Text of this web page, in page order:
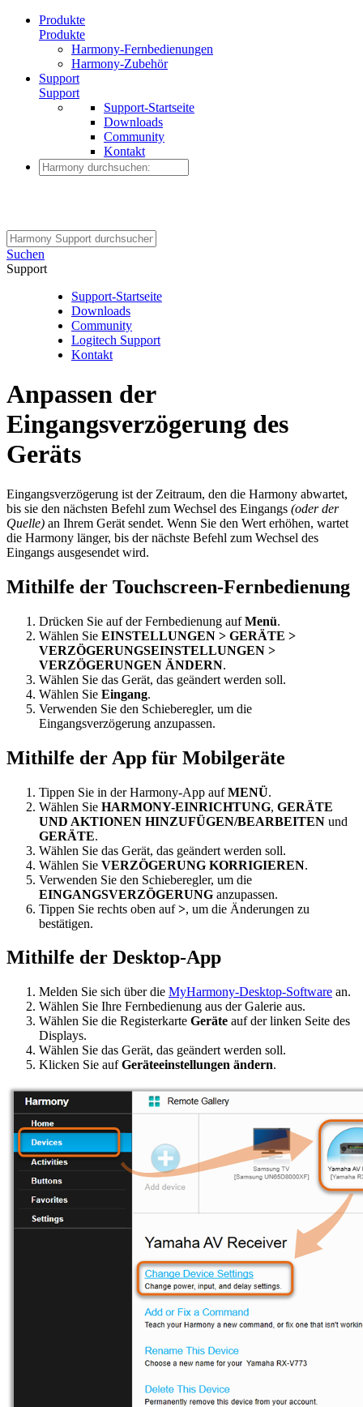
Produkte
Produkte
Harmony-Fernbedienungen
Harmony-Zubehör
Support
Support
Support-Startseite
Downloads
Community
Kontakt
Suchen
Support
Support-Startseite
Downloads
Community
Logitech Support
Kontakt
Anpassen der
Eingangsverzögerung des
Geräts
Eingangsverzögerung ist der Zeitraum, den die Harmony abwartet,
bis sie den nächsten Befehl zum Wechsel des Eingangs (oder der
Quelle) an Ihrem Gerät sendet. Wenn Sie den Wert erhöhen, wartet
die Harmony länger, bis der nächste Befehl zum Wechsel des
Eingangs ausgesendet wird.
Mithilfe der Touchscreen-Fernbedienung
Drücken Sie auf der Fernbedienung aufMenü.
Wählen Sie EINSTELLUNGEN > GERÄTE >
VERZÖGERUNGSEINSTELLUNGEN >
VERZÖGERUNGEN ÄNDERN.
Wählen Sie das Gerät, das geändert werden soll.
Wählen Sie Eingang.
Verwenden Sie den Schieberegler, um die
Eingangsverzögerung anzupassen.
Mithilfe der App für Mobilgeräte
Tippen Sie in der Harmony-App aufMENÜ.
Wählen Sie HARMONY-EINRICHTUNG, GERÄTE
UND AKTIONEN HINZUFÜGEN/BEARBEITEN und
GERÄTE.
Wählen Sie das Gerät, das geändert werden soll.
Wählen Sie VERZÖGERUNG KORRIGIEREN.
Verwenden Sie den Schieberegler, um die
EINGANGSVERZÖGERUNG anzupassen.
Tippen Sie rechts oben auf>, um die Änderungen zu
bestätigen.
Mithilfe der Desktop-App
Melden Sie sich über die MyHarmony-Desktop-Software an.
Wählen Sie Ihre Fernbedienung aus der Galerie aus.
Wählen Sie die Registerkarte Geräte auf der linken Seite des
Displays.
Wählen Sie das Gerät, das geändert werden soll.
Klicken Sie aufGeräteeinstellungen ändern.